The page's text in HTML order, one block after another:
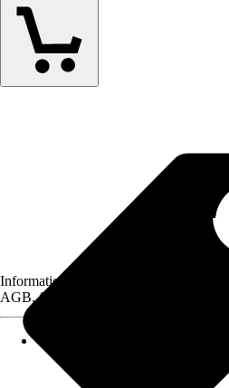
Informationen des Verkäufers, wie z.
AGB, finden Sie bei Klick auf den